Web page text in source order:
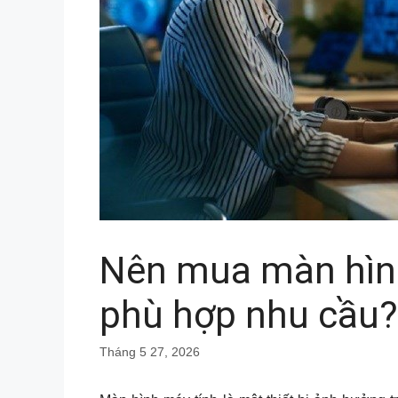
Nên mua màn
phù hợp nhu cầu?
Tháng 5 27, 2026